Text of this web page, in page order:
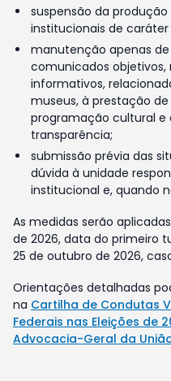
suspensão da
institucionais de
manutenção apenas
comunicados
informativos,
museus, à prestação
programação cultural e
transparência;
submissão prévia das
dúvida à unidade
institucional e, quando
As medidas serão
de 2026, data do primeiro
25 de outubro de 2026,
Orientações detalhadas
na Cartilha de Condutas
Federais nas Eleições de
Advocacia-Geral da